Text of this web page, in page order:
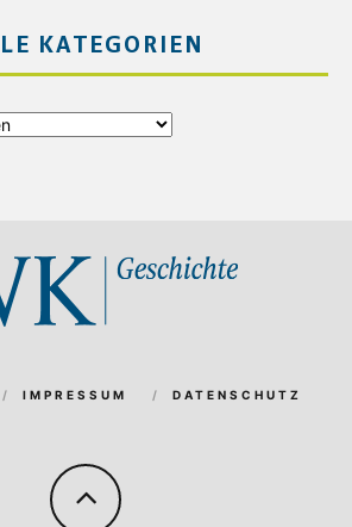
KATEGORIEN
IMPRESSUM DATENSCHUTZ